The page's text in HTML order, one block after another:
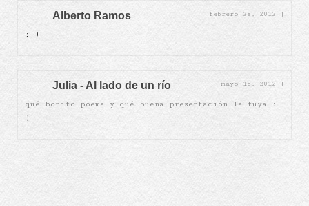
Alberto Ramos febrero 28, 2012 |
;-)
Julia - Al lado de un río mayo 18, 2012 |
qué bonito poema y qué buena presentación la tuya :
)